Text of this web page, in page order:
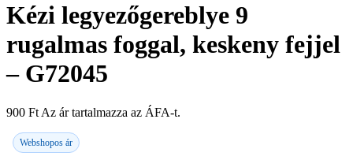
Kézi legyezőgereblye 9
rugalmas foggal, keskeny fejjel
– G72045
900 Ft Az ár tartalmazza az ÁFA-t.
Webshopos ár